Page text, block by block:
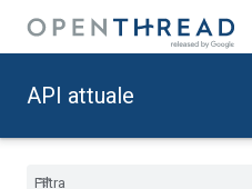
API attuale